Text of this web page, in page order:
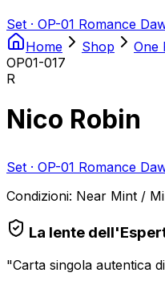
Set · OP-01 Romance
Home
Shop One
OP01-017
R
Nico Robin
Set · OP-01 Romance
Condizioni: Near Mint /
La lente
"Carta singola autentica